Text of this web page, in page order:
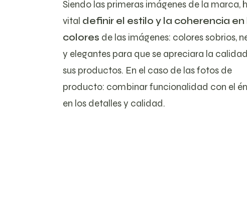
Siendo las primeras imágenes de la marca,
vital definir el estilo y la coherencia en
colores de las imágenes: colores sobrios,
y elegantes para que se apreciara la
sus productos. En el caso de las fotos de
producto: combinar funcionalidad con el
en los detalles y calidad.